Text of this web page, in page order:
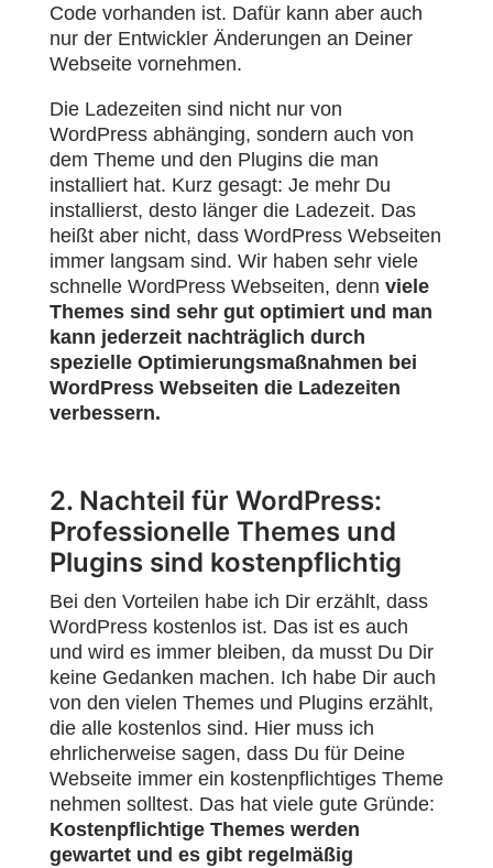
Code vorhanden ist. Dafür kann aber auch
nur der Entwickler Änderungen an Deiner
Webseite vornehmen.
Die Ladezeiten sind nicht nur von
WordPress abhänging, sondern auch von
dem Theme und den Plugins die man
installiert hat. Kurz gesagt: Je mehr Du
installierst, desto länger die Ladezeit. Das
heißt aber nicht, dass WordPress Webseiten
immer langsam sind. Wir haben sehr viele
schnelle WordPress Webseiten, denn viele
Themes sind sehr gut optimiert und man
kann jederzeit nachträglich durch
spezielle Optimierungsmaßnahmen bei
WordPress Webseiten die Ladezeiten
verbessern.
2. Nachteil für WordPress:
Professionelle Themes und
Plugins sind kostenpflichtig
Bei den Vorteilen habe ich Dir erzählt, dass
WordPress kostenlos ist. Das ist es auch
und wird es immer bleiben, da musst Du Dir
keine Gedanken machen. Ich habe Dir auch
von den vielen Themes und Plugins erzählt,
die alle kostenlos sind. Hier muss ich
ehrlicherweise sagen, dass Du für Deine
Webseite immer ein kostenpflichtiges Theme
nehmen solltest. Das hat viele gute Gründe:
Kostenpflichtige Themes werden
gewartet und es gibt regelmäßig